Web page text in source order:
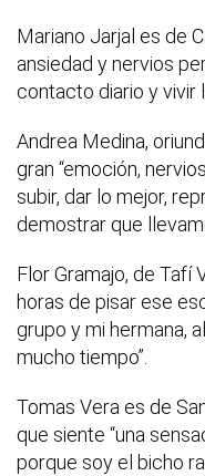
Mariano Jarjal es de
ansiedad y nervios
contacto diario y vivir
Andrea Medina,
gran “emoción,
subir, dar lo mejor,
demostrar que
Flor Gramajo, de Tafí
horas de pisar ese
grupo y mi hermana,
mucho tiempo”.
Tomas Vera es de
que siente “una
porque soy el bicho